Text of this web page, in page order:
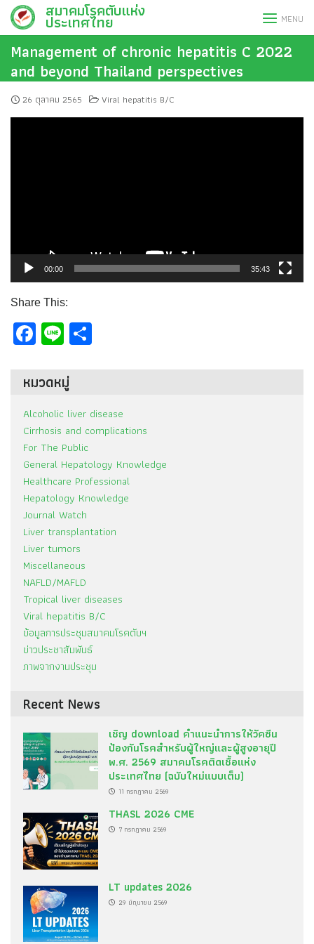
Skip
content
สมาคมโรคตับแห่ง
ประเทศไทย MENU
Management of chronic hepatitis C 2022
and beyond Thailand perspectives
26 ตุลาคม 2565 Viral hepatitis B/C
00:00 35:43
Share This:
Facebook
Line
หมวดหมู่
Alcoholic liver disease
Cirrhosis and complications
For The Public
General Hepatology Knowledge
Healthcare Professional
Hepatology Knowledge
Journal Watch
Liver transplantation
Liver tumors
Miscellaneous
NAFLD/MAFLD
Tropical liver diseases
Viral hepatitis B/C
ข้อมูลการประชุมสมาคมโรคตับฯ
ข่าวประชาสัมพันธ์
ภาพจากงานประชุม
Recent News
เชิญ download คำแนะนำการให้วัคซีน
ป้องกันโรคสำหรับผู้ใหญ่และผู้สูงอายุปี
พ.ศ. 2569 สมาคมโรคติดเชื้อแห่ง
ประเทศไทย (ฉบับใหม่แบบเต็ม)
11 กรกฎาคม 2569
THASL 2026 CME
7 กรกฎาคม 2569
LT updates 2026
29 มิถุนายน 2569